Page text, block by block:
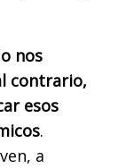
nos
contrario,
esos
.
a